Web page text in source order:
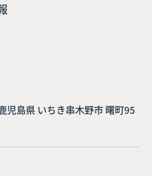
児島県 いちき串木野市 曙町95